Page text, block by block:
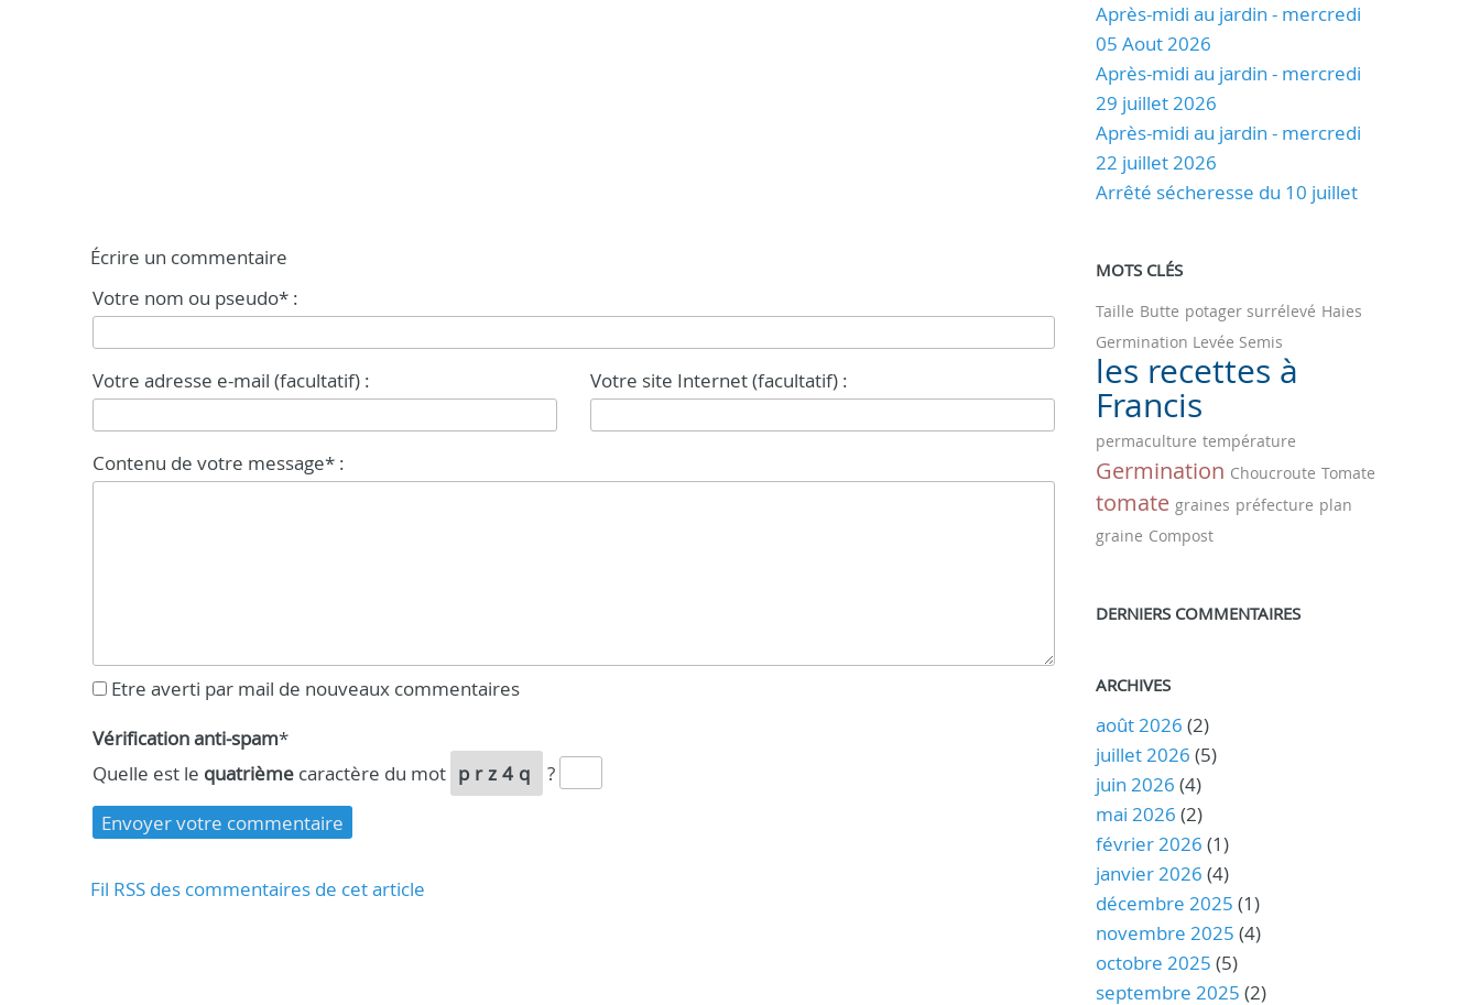
Écrire un commentaire
Votre nom ou pseudo* :
Votre adresse e-mail (facultatif) : Votre site Internet (facultatif) :
Contenu de votre message* :
Etre averti par mail de nouveaux commentaires
Vérification anti-spam*
Quelle est le quatrième caractère du mot prz4q ?
Fil RSS des commentaires de cet article
Après-midi au jardin - mercredi
05 Aout 2026
Après-midi au jardin - mercredi
29 juillet 2026
Après-midi au jardin - mercredi
22 juillet 2026
Arrêté sécheresse du 10 juillet
MOTS CLÉS
Taille Butte potager surrélevé Haies
Germination Levée Semis
les recettes à
Francis
permaculture température
Germination Choucroute Tomate
tomate graines préfecture plan
graine Compost
DERNIERS COMMENTAIRES
ARCHIVES
août 2026 (2)
juillet 2026 (5)
juin 2026 (4)
mai 2026 (2)
février 2026 (1)
janvier 2026 (4)
décembre 2025 (1)
novembre 2025 (4)
octobre 2025 (5)
septembre 2025 (2)